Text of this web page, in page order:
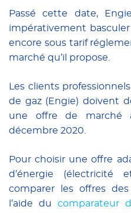
Passé cette date,
impérativement
encore sous tarif
marché qu’il propose.
Les clients
de gaz (Engie) doivent
une offre de marché
décembre 2020.
Pour choisir une offre
d’énergie (électricité
comparer les offres
l’aide du comparateur